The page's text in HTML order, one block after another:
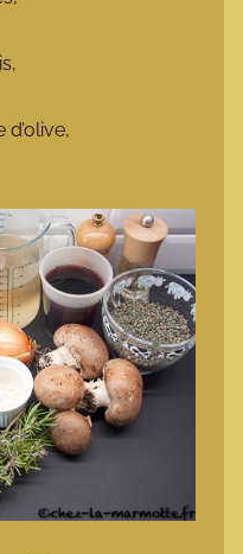
d’olive,